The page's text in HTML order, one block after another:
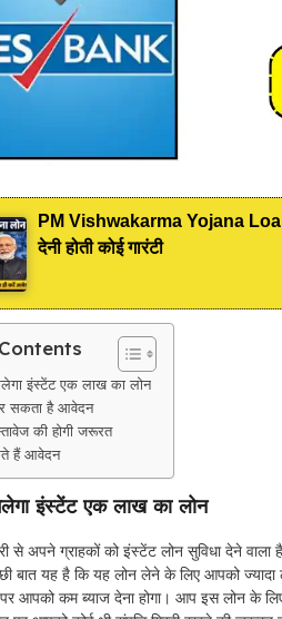
PM Vishwakarma Yojana
देनी होती कोई गारंटी
इंस्टेंट एक लाख का लोन
सकता है आवेदन
की होगी जरूरत
हैं आवेदन
इंस्टेंट एक लाख का लोन
से अपने ग्राहकों को इंस्टेंट लोन सुविधा देने
बात यह है कि यह लोन लेने के लिए आपको
पर आपको कम ब्याज देना होगा। आप इस लोन के